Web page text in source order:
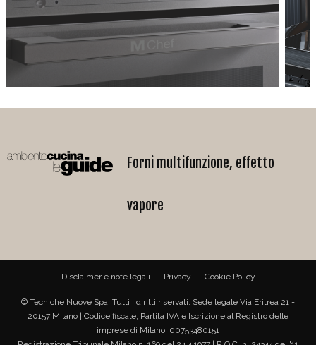
/
Forni multifunzione, effetto
vapore
Disclaimer e note legali Privacy Cookie Policy
© Tecniche Nuove Spa. Tutti i diritti riservati. Sede legale Via Eritrea 21 -
20157 Milano | Codice fiscale, Partita IVA e Iscrizione al Registro delle
imprese di Milano: 00753480151